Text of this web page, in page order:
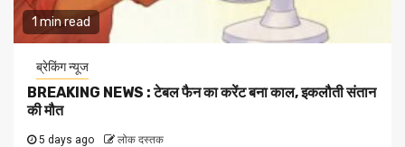
1 min read
ब्रेकिंग न्यूज
BREAKING NEWS : टेबल फैन का करेंट बना काल, इकलौती संतान
की मौत
5 days ago लोक दस्तक